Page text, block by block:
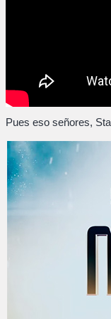
Pues eso señores,